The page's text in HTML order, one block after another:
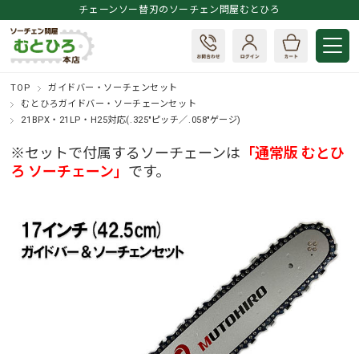
チェーンソー替刃のソーチェン問屋むとひろ
TOP
ガイドバー・ソーチェンセット
むとひろガイドバー・ソーチェーンセット
21BPX・21LP・H25対応(.325"ピッチ／.058"ゲージ)
※セットで付属するソーチェーンは 「通常版 むとひ
ろ ソーチェーン」 です。